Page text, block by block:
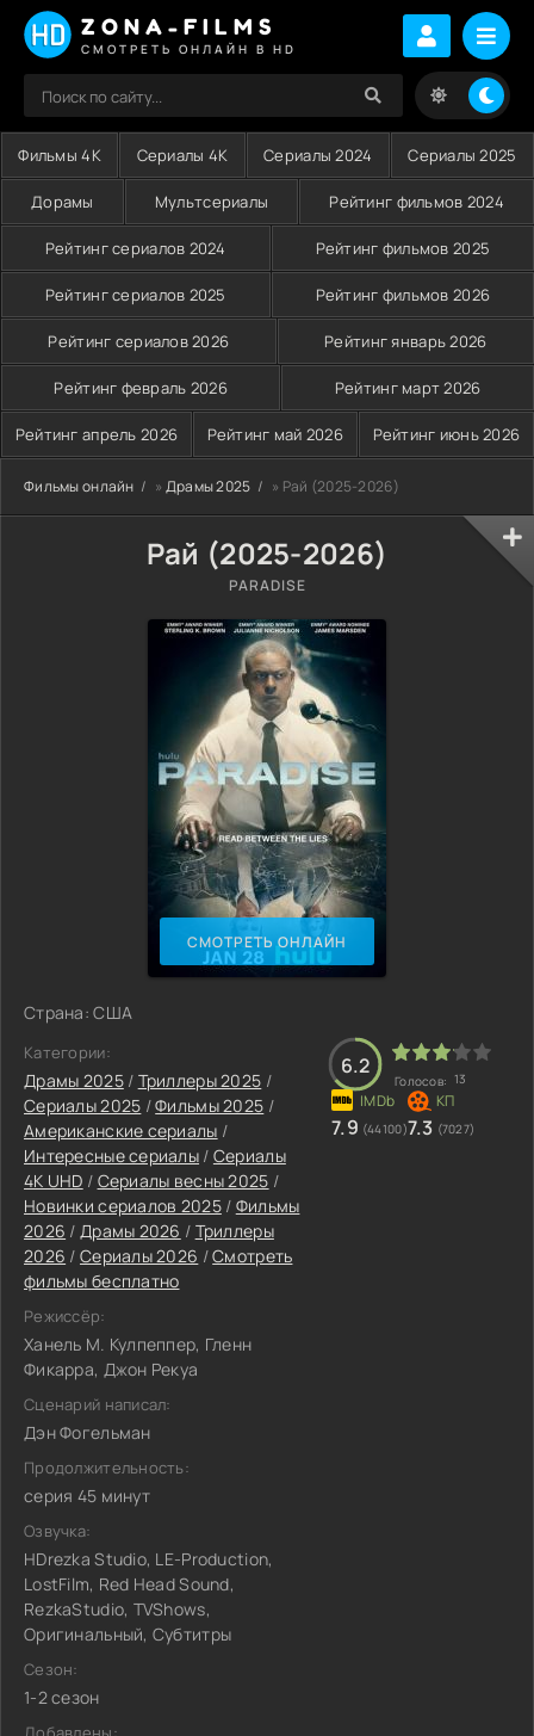
ZONA-FILMS
СМОТРЕТЬ ОНЛАЙН В HD
Фильмы 4K Сериалы 4K Сериалы 2024 Сериалы 2025
Дорамы Мультсериалы Рейтинг фильмов 2024
Рейтинг сериалов 2024 Рейтинг фильмов 2025
Рейтинг сериалов 2025 Рейтинг фильмов 2026
Рейтинг сериалов 2026 Рейтинг январь 2026
Рейтинг февраль 2026 Рейтинг март 2026
Рейтинг апрель 2026 Рейтинг май 2026 Рейтинг июнь 2026
Фильмы онлайн » Драмы 2025 » Рай (2025-2026)
Рай (2025-2026)
PARADISE
СМОТРЕТЬ ОНЛАЙН
Страна: США
Категории:
Драмы 2025/ Триллеры 2025 /
Сериалы 2025 /Фильмы 2025 /
Американские сериалы /
Интересные сериалы / Сериалы
4K UHD / Сериалы весны 2025 /
Новинки сериалов 2025/ Фильмы
2026 / Драмы 2026 / Триллеры
2026 / Сериалы 2026 /Смотреть
фильмы бесплатно
Режиссёр:
Ханель М. Кулпеппер, Гленн
Фикарра, Джон Рекуа
Сценарий написал:
Дэн Фогельман
Продолжительность:
серия 45 минут
Озвучка:
HDrezka Studio, LE-Production,
LostFilm, Red Head Sound,
RezkaStudio, TVShows,
Оригинальный, Субтитры
Сезон:
1-2 сезон
6.2
Голосов: 13
7.9 (44100)7.3 (7027)